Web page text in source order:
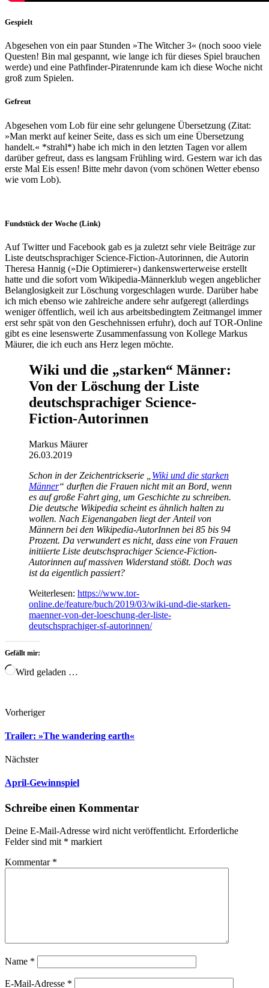
Gespielt
Abgesehen von ein paar Stunden »The Witcher 3« (noch sooo viele
Questen! Bin mal gespannt, wie lange ich für dieses Spiel brauchen
werde) und eine Pathfinder-Piratenrunde kam ich diese Woche nicht
groß zum Spielen.
Gefreut
Abgesehen vom Lob für eine sehr gelungene Übersetzung (Zitat:
»Man merkt auf keiner Seite, dass es sich um eine Übersetzung
handelt.« *strahl*) habe ich mich in den letzten Tagen vor allem
darüber gefreut, dass es langsam Frühling wird. Gestern war ich das
erste Mal Eis essen! Bitte mehr davon (vom schönen Wetter ebenso
wie vom Lob).
Fundstück der Woche (Link)
Auf Twitter und Facebook gab es ja zuletzt sehr viele Beiträge zur
Liste deutschsprachiger Science-Fiction-Autorinnen, die Autorin
Theresa Hannig (»Die Optimierer«) dankenswerterweise erstellt
hatte und die sofort vom Wikipedia-Männerklub wegen angeblicher
Belanglosigkeit zur Löschung vorgeschlagen wurde. Darüber habe
ich mich ebenso wie zahlreiche andere sehr aufgeregt (allerdings
weniger öffentlich, weil ich aus arbeitsbedingtem Zeitmangel immer
erst sehr spät von den Geschehnissen erfuhr), doch auf TOR-Online
gibt es eine lesenswerte Zusammenfassung von Kollege Markus
Mäurer, die ich euch ans Herz legen möchte.
Wiki und die „starken“ Männer:
Von der Löschung der Liste
deutschsprachiger Science-
Fiction-Autorinnen
Markus Mäurer
26.03.2019
Schon in der Zeichentrickserie „ Wiki und die starken
Männer“ durften die Frauen nicht mit an Bord, wenn
es auf große Fahrt ging, um Geschichte zu schreiben.
Die deutsche Wikipedia scheint es ähnlich halten zu
wollen. Nach Eigenangaben liegt der Anteil von
Männern bei den Wikipedia-AutorInnen bei 85 bis 94
Prozent. Da verwundert es nicht, dass eine von Frauen
initiierte Liste deutschsprachiger Science-Fiction-
Autorinnen auf massiven Widerstand stößt. Doch was
ist da eigentlich passiert?
Weiterlesen: https://www.tor-
online.de/feature/buch/2019/03/wiki-und-die-starken-
maenner-von-der-loeschung-der-liste-
deutschsprachiger-sf-autorinnen/
Gefällt mir:
Wird geladen …
Vorheriger
Trailer: »The wandering earth«
Nächster
April-Gewinnspiel
Schreibe einen Kommentar
Deine E-Mail-Adresse wird nicht veröffentlicht. Erforderliche
Felder sind mit * markiert
Kommentar *
Name *
E-Mail-Adresse *